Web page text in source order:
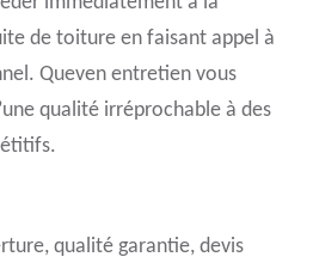
de toiture en faisant appel à
Queven entretien vous
qualité irréprochable à des
qualité garantie, devis